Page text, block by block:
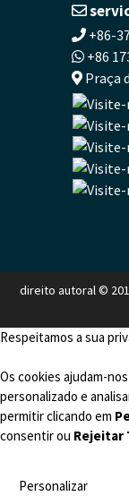
+86-
+86
Praça
direito autoral ©
Respeitamos a sua
Os cookies ajudam-
personalizado e
permitir clicando em
consentir ou Rejeitar
Personalizar